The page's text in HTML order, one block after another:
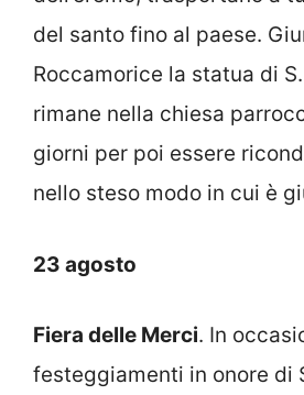
del santo fino al paese.
Roccamorice la statua di
rimane nella chiesa
giorni per poi essere
nello steso modo in cui è
23 agosto
Fiera delle Merci. In
festeggiamenti in onore di